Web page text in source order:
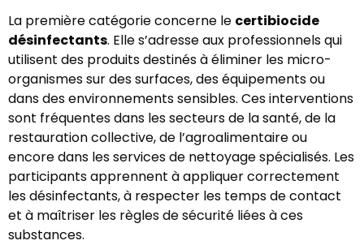
La première catégorie concerne le certibiocide
désinfectants. Elle s’adresse aux professionnels qui
utilisent des produits destinés à éliminer les micro-
organismes sur des surfaces, des équipements ou
dans des environnements sensibles. Ces interventions
sont fréquentes dans les secteurs de la santé, de la
restauration collective, de l’agroalimentaire ou
encore dans les services de nettoyage spécialisés. Les
participants apprennent à appliquer correctement
les désinfectants, à respecter les temps de contact
et à maîtriser les règles de sécurité liées à ces
substances.